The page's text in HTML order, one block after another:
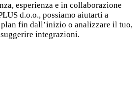
esperienza e in collaborazione
d.o.o., possiamo aiutarti a
plan fin dall’inizio o analizzare il tuo,
integrazioni.